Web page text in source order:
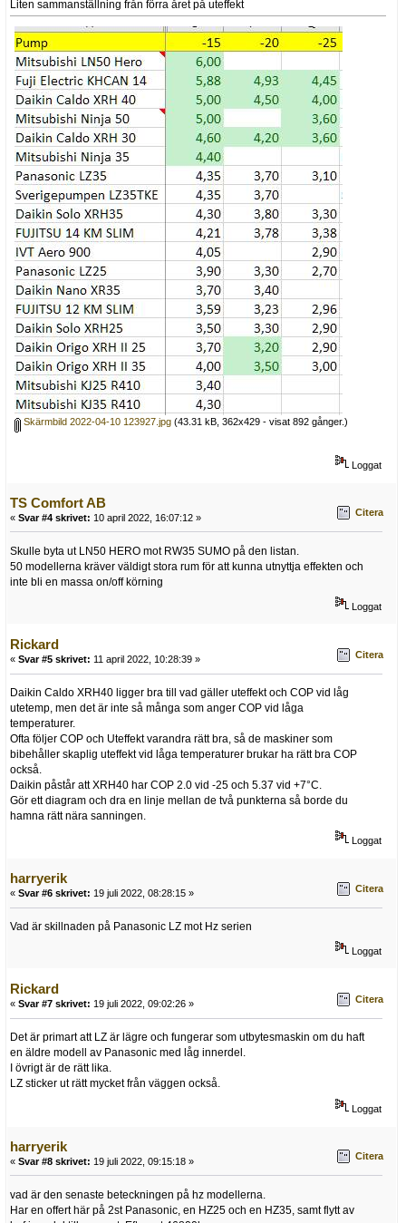
Liten sammanställning från förra året på uteffekt
Skärmbild 2022-04-10 123927.jpg (43.31 kB, 362x429 - visat 892 gånger.)
Loggat
TS Comfort AB
« Svar #4 skrivet: 10 april 2022, 16:07:12 » Citera
Skulle byta ut LN50 HERO mot RW35 SUMO på den listan.
50 modellerna kräver väldigt stora rum för att kunna utnyttja effekten och
inte bli en massa on/off körning
Loggat
Rickard
« Svar #5 skrivet: 11 april 2022, 10:28:39 » Citera
Daikin Caldo XRH40 ligger bra till vad gäller uteffekt och COP vid låg
utetemp, men det är inte så många som anger COP vid låga
temperaturer.
Ofta följer COP och Uteffekt varandra rätt bra, så de maskiner som
bibehåller skaplig uteffekt vid låga temperaturer brukar ha rätt bra COP
också.
Daikin påstår att XRH40 har COP 2.0 vid -25 och 5.37 vid +7°C.
Gör ett diagram och dra en linje mellan de två punkterna så borde du
hamna rätt nära sanningen.
Loggat
harryerik
« Svar #6 skrivet: 19 juli 2022, 08:28:15 » Citera
Vad är skillnaden på Panasonic LZ mot Hz serien
Loggat
Rickard
« Svar #7 skrivet: 19 juli 2022, 09:02:26 » Citera
Det är primart att LZ är lägre och fungerar som utbytesmaskin om du haft
en äldre modell av Panasonic med låg innerdel.
I övrigt är de rätt lika.
LZ sticker ut rätt mycket från väggen också.
Loggat
harryerik
« Svar #8 skrivet: 19 juli 2022, 09:15:18 » Citera
vad är den senaste beteckningen på hz modellerna.
Har en offert här på 2st Panasonic, en HZ25 och en HZ35, samt flytt av